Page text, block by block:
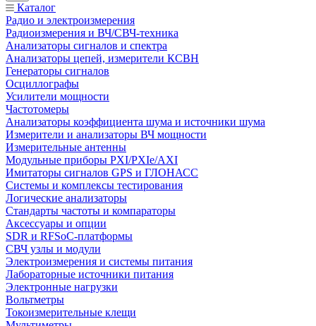
Каталог
Радио и электроизмерения
Радиоизмерения и ВЧ/СВЧ-техника
Анализаторы сигналов и спектра
Анализаторы цепей, измерители КСВН
Генераторы сигналов
Осциллографы
Усилители мощности
Частотомеры
Анализаторы коэффициента шума и источники шума
Измерители и анализаторы ВЧ мощности
Измерительные антенны
Модульные приборы PXI/PXIe/AXI
Имитаторы сигналов GPS и ГЛОНАСС
Системы и комплексы тестирования
Логические анализаторы
Стандарты частоты и компараторы
Аксессуары и опции
SDR и RFSoC‑платформы
СВЧ узлы и модули
Электроизмерения и системы питания
Лабораторные источники питания
Электронные нагрузки
Вольтметры
Токоизмерительные клещи